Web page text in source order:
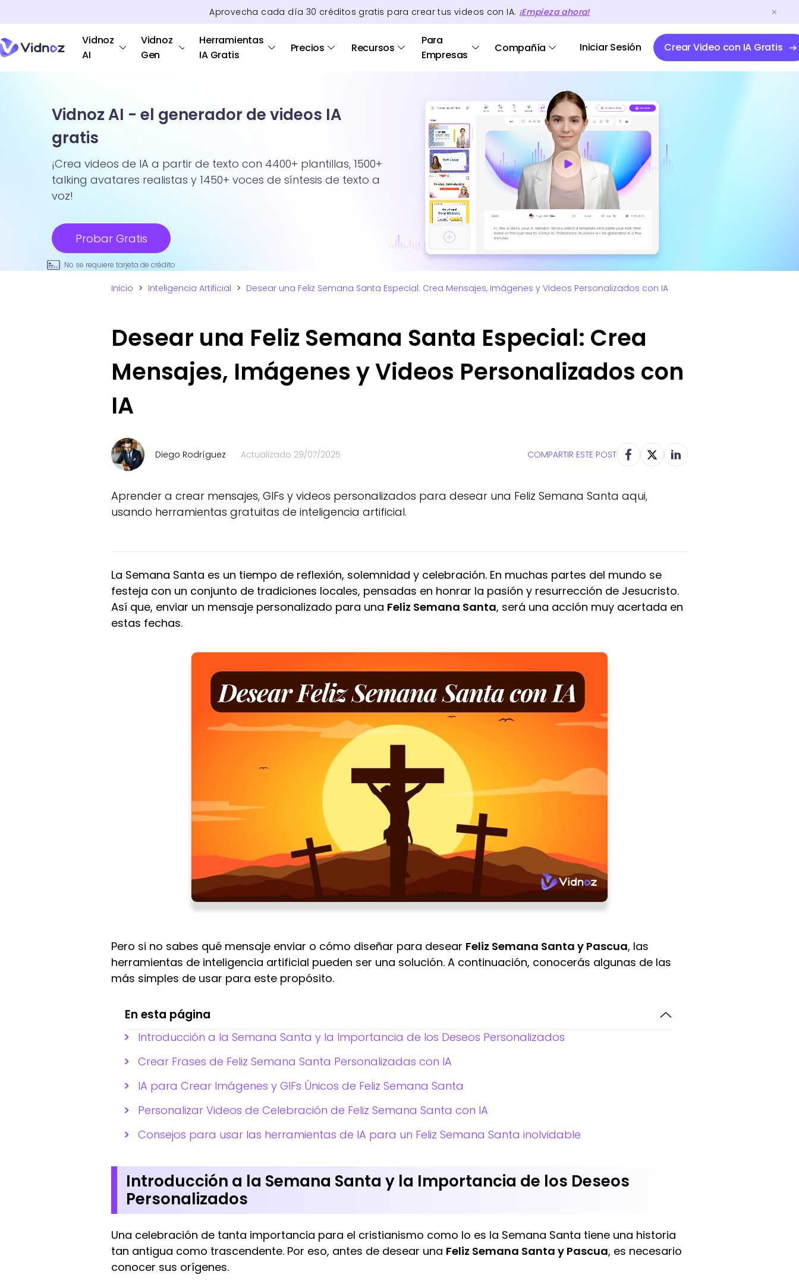
Aprovecha cada día 30 créditos gratis para crear tus videos con IA. ¡Empieza ahora!
Vidnoz
AI
Vidnoz
Gen
Herramientas
IA Gratis
Precios Recursos
Para
Empresas
Compañía Iniciar Sesión Crear Video con IA Gratis
Vidnoz AI - el generador de videos IA
gratis
¡Crea videos de IA a partir de texto con 4400+ plantillas, 1500+
talking avatares realistas y 1450+ voces de síntesis de texto a
voz!
Probar Gratis
No se requiere tarjeta de crédito
Inicio > Inteligencia Artificial > Desear una Feliz Semana Santa Especial: Crea Mensajes, Imágenes y Videos Personalizados con IA
Desear una Feliz Semana Santa Especial: Crea
Mensajes, Imágenes y Videos Personalizados con
IA
Diego Rodríguez Actualizado 29/07/2025 COMPARTIR ESTE POST
Aprender a crear mensajes, GIFs y videos personalizados para desear una Feliz Semana Santa aqui,
usando herramientas gratuitas de inteligencia artificial.
La Semana Santa es un tiempo de reflexión, solemnidad y celebración. En muchas partes del mundo se
festeja con un conjunto de tradiciones locales, pensadas en honrar la pasión y resurrección de Jesucristo.
Así que, enviar un mensaje personalizado para una Feliz Semana Santa, será una acción muy acertada en
estas fechas.
Pero si no sabes qué mensaje enviar o cómo diseñar para desear Feliz Semana Santa y Pascua, las
herramientas de inteligencia artificial pueden ser una solución. A continuación, conocerás algunas de las
más simples de usar para este propósito.
En esta página
Introducción a la Semana Santa y la Importancia de los Deseos Personalizados
Crear Frases de Feliz Semana Santa Personalizadas con IA
IA para Crear Imágenes y GIFs Únicos de Feliz Semana Santa
Personalizar Videos de Celebración de Feliz Semana Santa con IA
Consejos para usar las herramientas de IA para un Feliz Semana Santa inolvidable
Introducción a la Semana Santa y la Importancia de los Deseos
Personalizados
Una celebración de tanta importancia para el cristianismo como lo es la Semana Santa tiene una historia
tan antigua como trascendente. Por eso, antes de desear una Feliz Semana Santa y Pascua, es necesario
conocer sus orígenes.